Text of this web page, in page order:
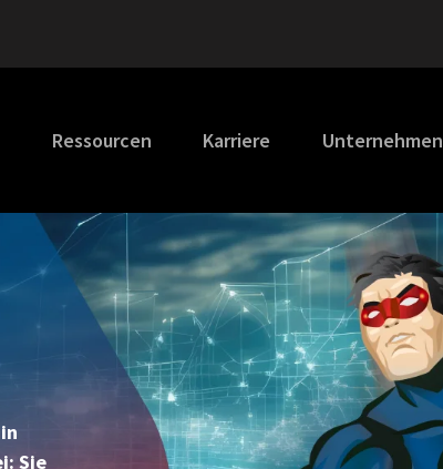
Ressourcen Karriere Unternehmen
Sie